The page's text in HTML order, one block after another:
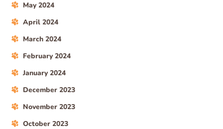
May 2024
April 2024
March 2024
February 2024
January 2024
December 2023
November 2023
October 2023